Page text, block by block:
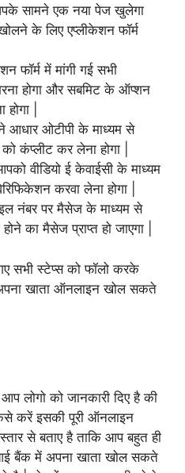
सामने एक नया पेज खुलेगा
के लिए एप्लीकेशन फॉर्म
फॉर्म में मांगी गई सभी
होगा और सबमिट के ऑप्शन
|
ओटीपी के माध्यम से
कंप्लीट कर लेना होगा |
वीडियो ई केवाईसी के माध्यम
करवा लेना होगा |
नंबर पर मैसेज के माध्यम से
का मैसेज प्राप्त हो जाएगा |
सभी स्टेप्स को फॉलो करके
खाता ऑनलाइन खोल सकते
लोगो को जानकारी दिए है की
करें इसकी पूरी ऑनलाइन
से बताए है ताकि आप बहुत ही
बैंक में अपना खाता खोल सकते